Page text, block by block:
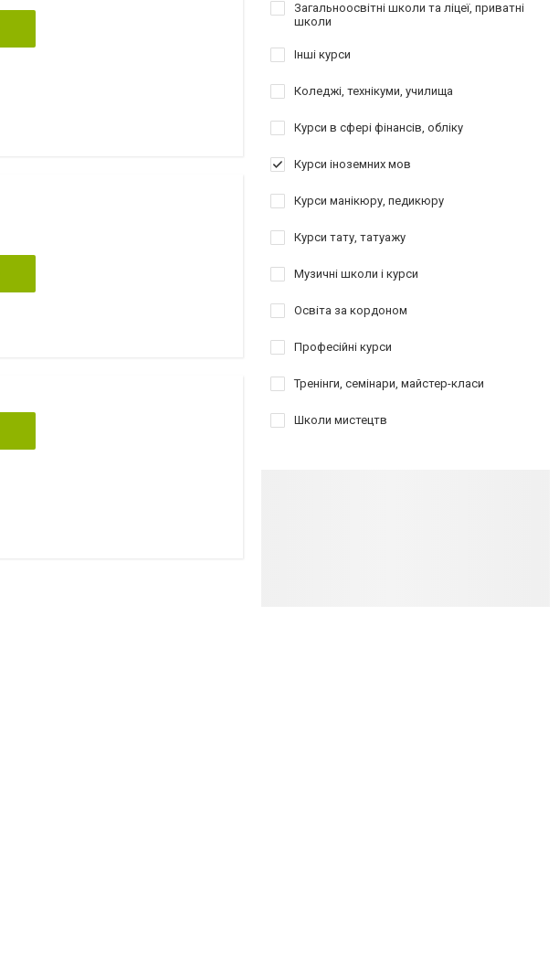
Загальноосвітні школи та ліцеї, приватні
школи
Інші курси
Коледжі, технікуми, училища
Курси в сфері фінансів, обліку
Курси іноземних мов
Курси манікюру, педикюру
Курси тату, татуажу
Музичні школи і курси
Освіта за кордоном
Професійні курси
Тренінги, семінари, майстер-класи
Школи мистецтв